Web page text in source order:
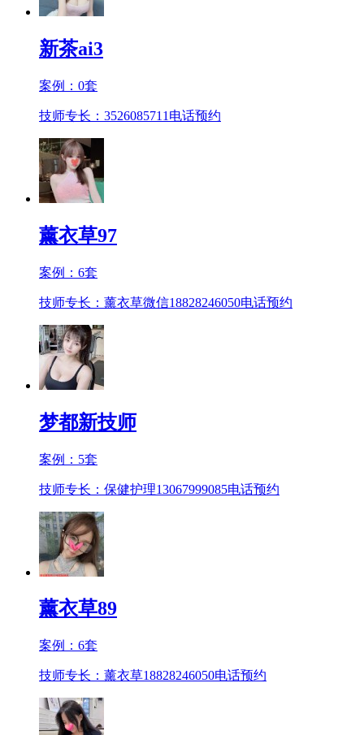
新茶ai3
案例： 0套
技师专长：3526085711 电话预约
薰衣草97
案例： 6套
技师专长：薰衣草微信18828246050电话预约
梦都新技师
案例： 5套
技师专长：保健护理13067999085电话预约
薰衣草89
案例： 6套
技师专长：薰衣草18828246050电话预约